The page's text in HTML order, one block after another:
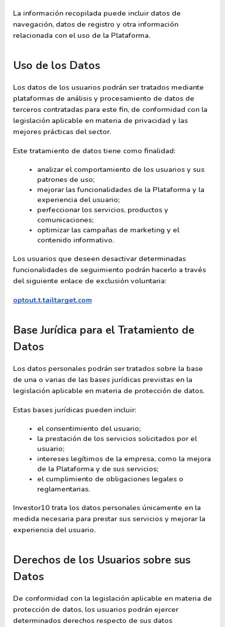
La información recopilada puede incluir datos de
navegación, datos de registro y otra información
relacionada con el uso de la Plataforma.
Uso de los Datos
Los datos de los usuarios podrán ser tratados mediante
plataformas de análisis y procesamiento de datos de
terceros contratadas para este fin, de conformidad con la
legislación aplicable en materia de privacidad y las
mejores prácticas del sector.
Este tratamiento de datos tiene como finalidad:
analizar el comportamiento de los usuarios y sus
patrones de uso;
mejorar las funcionalidades de la Plataforma y la
experiencia del usuario;
perfeccionar los servicios, productos y
comunicaciones;
optimizar las campañas de marketing y el
contenido informativo.
Los usuarios que deseen desactivar determinadas
funcionalidades de seguimiento podrán hacerlo a través
del siguiente enlace de exclusión voluntaria:
optout.t.tailtarget.com
Base Jurídica para el Tratamiento de
Datos
Los datos personales podrán ser tratados sobre la base
de una o varias de las bases jurídicas previstas en la
legislación aplicable en materia de protección de datos.
Estas bases jurídicas pueden incluir:
el consentimiento del usuario;
la prestación de los servicios solicitados por el
usuario;
intereses legítimos de la empresa, como la mejora
de la Plataforma y de sus servicios;
el cumplimiento de obligaciones legales o
reglamentarias.
Investor10 trata los datos personales únicamente en la
medida necesaria para prestar sus servicios y mejorar la
experiencia del usuario.
Derechos de los Usuarios sobre sus
Datos
De conformidad con la legislación aplicable en materia de
protección de datos, los usuarios podrán ejercer
determinados derechos respecto de sus datos